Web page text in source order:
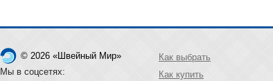
© 2026 «Швейный Мир»
Мы в соцсетях:
Как выбрать
Как купить